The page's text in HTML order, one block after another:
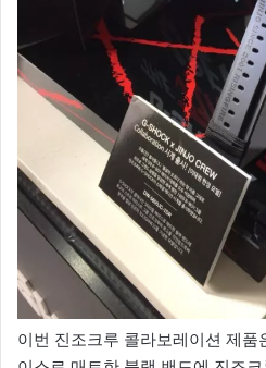
이번 진조크루 콜라보레이션 제품